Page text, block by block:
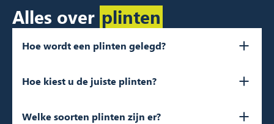
Alles over plinten
Hoe wordt een plinten gelegd?
Hoe kiest u de juiste plinten?
Welke soorten plinten zijn er?